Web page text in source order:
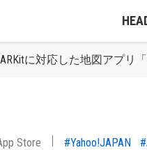
ARKitに対応した地図アプリ
Store #Yahoo!JAPAN